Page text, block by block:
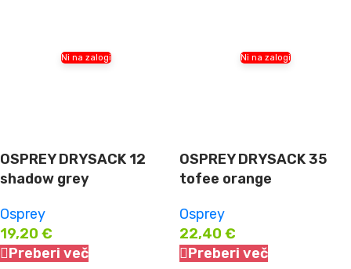
Ni na zalogi
OSPREY DRYSACK 12
shadow grey
Osprey
19,20 €
Preberi več
Ni na zalogi
OSPREY DRYSACK 35
tofee orange
Osprey
22,40 €
Preberi več